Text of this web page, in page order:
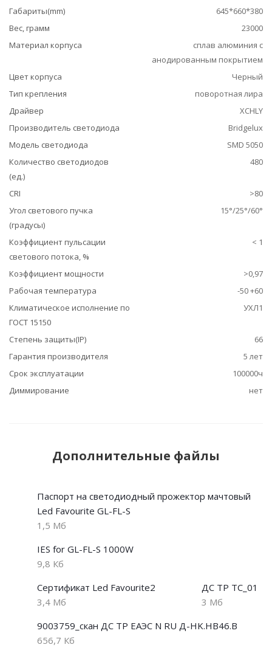
Габариты(mm)
645*660*380
Вес, грамм
23000
Материал корпуса
сплав алюминия с
анодированным покрытием
Цвет корпуса
Черный
Тип крепления
поворотная лира
Драйвер
XCHLY
Производитель светодиода
Bridgelux
Модель светодиода
SMD 5050
Количество светодиодов
(ед.)
480
CRI
>80
Угол светового пучка
(градусы)
15°/25°/60°
Коэффициент пульсации
светового потока, %
< 1
Коэффициент мощности
>0,97
Рабочая температура
-50 +60
Климатическое исполнение по
ГОСТ 15150
УХЛ1
Степень защиты(IP)
66
Гарантия производителя
5 лет
Срок эксплуатации
100000ч
Диммирование
нет
Дополнительные файлы
Паспорт на светодиодный прожектор мачтовый
Led Favourite GL-FL-S
1,5 Мб
IES for GL-FL-S 1000W
9,8 Кб
Сертификат Led Favourite2
3,4 Мб
ДС ТР ТС_01
3 Мб
9003759_скан ДС ТР ЕАЭС N RU Д-HK.НВ46.В
656,7 Кб